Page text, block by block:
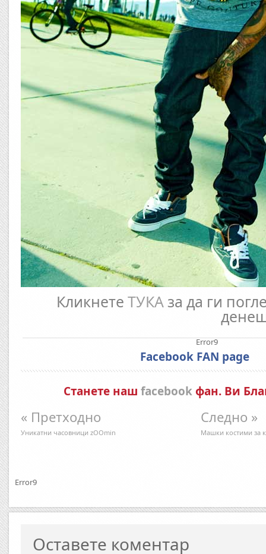
Кликнете ТУКАза да ги
Facebook FAN page
Станете наш facebookфан. Ви
« Претходно
Уникатни часовници zOOmin
Следно »
Машки костими за
Error9
Error9
Оставете коментар